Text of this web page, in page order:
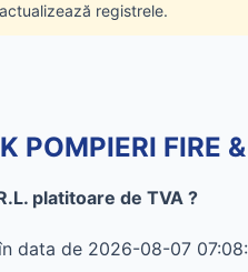
registrele.
FIRE &
platitoare de TVA ?
data de 2026-08-07